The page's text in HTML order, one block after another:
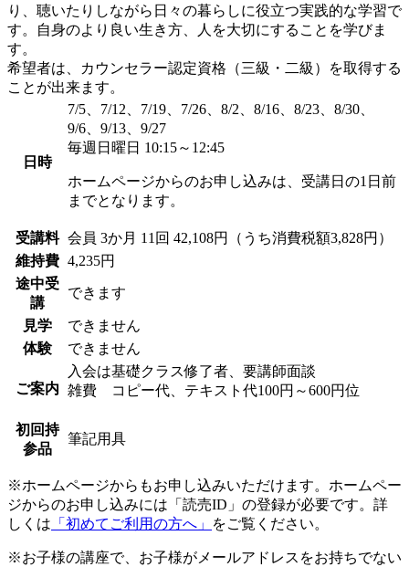
り、聴いたりしながら日々の暮らしに役立つ実践的な学習で
す。自身のより良い生き方、人を大切にすることを学びま
す。
希望者は、カウンセラー認定資格（三級・二級）を取得する
ことが出来ます。
日時
7/5、7/12、7/19、7/26、8/2、8/16、8/23、8/30、
9/6、9/13、9/27
毎週日曜日 10:15～12:45
ホームページからのお申し込みは、受講日の1日前
までとなります。
受講料 会員 3か月 11回 42,108円（うち消費税額3,828円）
維持費 4,235円
途中受
講
できます
見学
できません
体験
できません
ご案内
入会は基礎クラス修了者、要講師面談
雑費 コピー代、テキスト代100円～600円位
初回持
参品
筆記用具
※ホームページからもお申し込みいただけます。ホームペー
ジからのお申し込みには「読売ID」の登録が必要です。詳
しくは 「初めてご利用の方へ」 をご覧ください。
※お子様の講座で、お子様がメールアドレスをお持ちでない